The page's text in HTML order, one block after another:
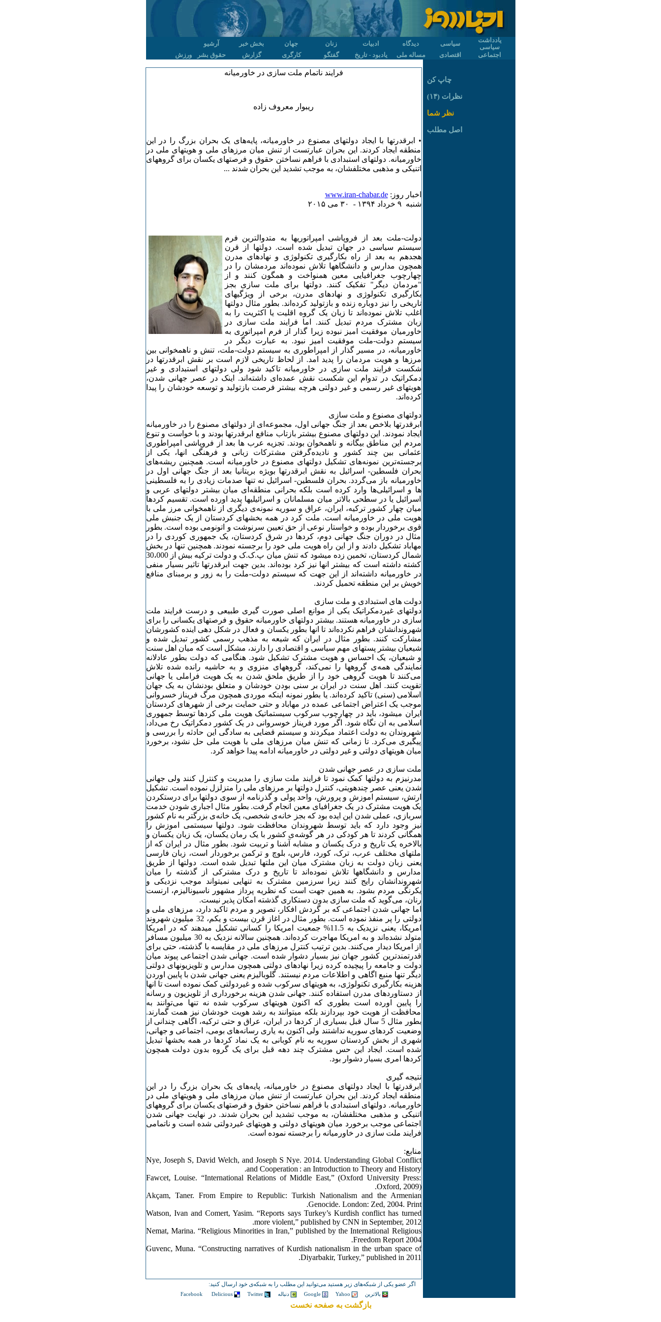
یادداشت
سیاسی
سیاسی دیدگاه ادبیات زنان جهان بخش خبر
آرشیو
اجتماعی
اقتصادی مساله ملی یادبود - تاریخ گفتگو کارگری گزارش حقوق بشر ورزش
فرایند ناتمام ملت سازی در خاورمیانه‌
ریبوار معروف زاده
• ابرقدرتها با ایجاد دولتهای مصنوع در خاورمیانه‌، پایه‌های یک بحران بزرگ را در این
منطقه‌ ایجاد کردند. این بحران عبارتست از تنش میان مرزهای ملی و هویتهای ملی در
خاورمیانه‌. دولتهای استبدادی با فراهم نساختن حقوق و فرصتهای یکسان برای گروههای
اتنیکی و مذهبی مختلفشان، به‌ موجب تشدید این بحران شدند ...
اخبار روز:www.iran-chabar.de
شنبه ۹ خرداد ۱٣۹۴ - ٣۰ می ۲۰۱۵
دولت-ملت بعد از فروپاشی امپراتوریها به‌ متدوالترین فرم
سیستم سیاسی در جهان تبدیل شده‌ است. دولتها از قرن
هجدهم به‌ بعد از راه‌ بکارگیری تکنولوژی و نهادهای مدرن
همچون مدارس و دانشگاهها تلاش نموده‌اند مردمشان را در
چهارچوب جغرافیایی معین همنواخت و همگون کنند و از
"مردمان دیگر" تفکیک کنند. دولتها برای ملت سازی بجز
بکارگیری تکنولوژی و نهادهای مدرن، برخی از ویژگیهای
تاریخی را نیز دوباره‌ زنده‌ و بازتولید کرده‌اند. بطور مثال دولتها
اغلب تلاش نموده‌اند تا زبان یک گروه‌ اقلیت یا اکثریت را به‌
زبان مشترک مردم تبدیل کنند. اما فرایند ملت سازی در
خاورمیان موفقیت امیز نبوده‌ زیرا گذار از فرم امپراتوری به‌
سیستم دولت-ملت موفقیت امیز نبود. به‌ عبارت دیگر در
خاورمیانه‌، در مسیر گذار از امپراطوری به‌ سیستم دولت-ملت، تنش و ناهمخوانی بین
مرزها و هویت مردمان را پدید امد. از لحاظ تاریخی لازم است بر نقش ابرقدرتها در
شکست فرایند ملت سازی در خاورمیانه‌ تاکید شود ولی دولتهای استبدادی و غیر
دمکراتیک در تدوام این شکست نقش عمده‌ای داشته‌اند. اینک در عصر جهانی شدن،
هویتهای غیر رسمی و غیر دولتی هرچه‌ بیشتر فرصت بازتولید و توسعه‌ خودشان را پیدا
کرده‌اند.
دولتهای مصنوع و ملت سازی
ابرقدرتها بلاخص بعد از جنگ جهانی اول، مجموعه‌ای از دولتهای مصنوع را در خاورمیانه‌
ایجاد نمودند. این دولتهای مصنوع بیشتر بازتاب منافع ابرقدرتها بودند و با خواست و تنوع
مردم این مناطق بیگانه‌ و ناهمخوان بودند. تجزیه‌ عرب ها بعد از فروپاشی امپراطوری
عثمانی بین چند کشور و نادیده‌گرفتن مشترکات زبانی و فرهنگی انها، یکی از
برجسته‌ترین نمونه‌های تشکیل دولتهای مصنوع در خاورمیانه‌ است. همچنین ریشه‌های
بحران فلسطین- اسرائیل به‌ نقش ابرقدرتها بویژه‌ بریتانیا بعد از جنگ جهانی اول در
خاورمیانه‌ باز می‌گردد. بحران فلسطین- اسرائیل نه‌ تنها صدمات زیادی را به‌ فلسطینی
ها و اسرائیلی‌ها وارد کرده‌ است بلکه‌ بحرانی منطقه‌ای میان بیشتر دولتهای عربی و
اسرائیل یا در سطحی بالاتر میان مسلمانان و اسرائیلیها پدید اورده‌ است. تقسیم کردها
میان چهار کشور ترکیه‌، ایران، عراق و سوریه‌ نمونه‌ی دیگری از ناهمخوانی مرز ملی با
هویت ملی در خاورمیانه‌ است. ملت کرد در همه‌ بخشهای کردستان از یک جنبش ملی
قوی برخوردار بوده‌ و خواستار نوعی از حق تعیین سرنوشت و اتونومی بوده‌ است. بطور
مثال در دوران جنگ جهانی دوم، کردها در شرق کردستان، یک جمهوری کوردی را در
مهاباد تشکیل دادند و از این راه‌ هویت ملی خود را برجسته‌ نمودند. همچنین تنها در بخش
شمال کردستان، تخمین زده‌ میشود که‌ تنش میان پ.ک.ک و دولت ترکیه‌ بیش از 30،000
کشته‌ داشته‌ است که‌ بیشتر انها نیز کرد بوده‌اند. بدین جهت ابرقدرتها تاثیر بسیار منفی
در خاورمیانه‌ داشته‌اند از این جهت که‌ سیستم دولت-ملت را به‌ زور و برمبنای منافع
خویش بر این منطقه‌ تحمیل کردند.
دولت های استبدادی و ملت سازی
دولتهای غیردمکراتیک یکی از موانع اصلی صورت گیری طبیعی و درست فرایند ملت
سازی در خاورمیانه‌ هستند. بیشتر دولتهای خاورمیانه‌ حقوق و فرصتهای یکسانی را برای
شهروندانشان فراهم نکرده‌اند تا انها بطور یکسان و فعال در شکل دهی اینده‌ کشورشان
مشارکت کنند. بطور مثال در ایران که‌ شیعه‌ به‌ مذهب رسمی کشور تبدیل شده‌ و
شیعیان بیشتر پستهای مهم سیاسی و اقتصادی را دارند، مشکل است که‌ میان اهل سنت
و شیعیان، یک احساس و هویت مشترک تشکیل شود. هنگامی که‌ دولت بطور عادلانه‌
نمایندگی همه‌ی گروهها را نمی‌کند، گروههای منزوی و به‌ حاشیه‌ رانده‌ شده‌ تلاش
می‌کنند تا هویت گروهی خود را از طریق ملحق شدن به‌ یک هویت فراملی یا جهانی
تقویت کنند. اهل سنت در ایران بر سنی بودن خودشان و متعلق بودنشان به‌ یک جهان
اسلامی (سنی) تاکید کرده‌اند. یا بطور نمونه‌ اینکه‌ موردی همچون مرگ فریناز خسروانی
موجب یک اعتراض اجتماعی عمده‌ در مهاباد و حتی حمایت برخی از شهرهای کردستان
ایران میشود، باید در چهارچوب سرکوب سیستماتیک هویت ملی کردها توسط جمهوری
اسلامی به‌ ان نگاه‌ شود. اگر مورد فریناز خوسروانی در یک کشور دمکراتیک رخ می‌داد،
شهروندان به‌ دولت اعتماد میکردند و سیستم قضایی به‌ سادگی این حادثه‌ را بررسی و
پیگیری می‌کرد. تا زمانی که‌ تنش میان مرزهای ملی با هویت ملی حل نشود، برخورد
میان هویتهای دولتی و غیر دولتی در خاورمیانه‌ ادامه‌ پیدا خواهد کرد.
ملت سازی در عصر جهانی شدن
مدرنیزم به‌ دولتها کمک نمود تا فرایند ملت سازی را مدیریت و کنترل کنند ولی جهانی
شدن یعنی عصر چندهویتی، کنترل دولتها بر مرزهای ملی را متزلزل نموده‌ است. تشکیل
ارتش، سیستم اموزش و پرورش، واحد پولی و گذرنامه‌ از سوی دولتها برای درستکردن
یک هویت مشترک در یک جغرافیای معین انجام گرفت. بطور مثال اجباری شودن خدمت
سربازی، عملی شدن این ایده‌ بود که‌ بجز خانه‌ی شخصی، یک خانه‌ی بزرگتر به‌ نام کشور
نیز وجود دارد که‌ باید توسط شهروندان محافظت شود. دولتها سیستمی اموزش را
همگانی کردند تا هر کودکی در هر گوشه‌ی کشور با یک رمان یکسان‌، یک زبان یکسان و
بالاخره‌ یک تاریخ و درک یکسان و مشابه‌ آشنا و تربیت شود. بطور مثال در ایران که‌ از
ملتهای مختلف عرب، ترک، کورد، فارس، بلوچ و ترکمن برخوردار است، زبان فارسی
یعنی زبان دولت به‌ زبان مشترک میان این ملتها تبدیل شده‌ است. دولتها از طریق
مدارس و دانشگاهها تلاش نموده‌اند تا تاریخ و درک مشترکی از گذشته‌ را میان
شهروندانشان رایج کنند زیرا سرزمین مشترک به‌ تنهایی نمیتواند موجب نزدیکی و
یکرنگی مردم بشود. به‌ همین جهت است که‌ نظریه‌ پرداز مشهور ناسیونالیزم، ارنست
رنان، می‌گوید که‌ ملت سازی بدون دستکاری گذشته‌ امکان پذیر نیست.
اما جهانی شدن اجتماعی که‌ بر گردش افکار، تصویر و مردم تاکید دارد، مرزهای ملی و
دولتی را پر منفذ نموده‌ است. بطور مثال در اغاز قرن بیست و یکم، 32 میلیون شهروند
امریکا، یعنی نزیدیک به‌ 11.5% جمعیت امریکا را کسانی تشکیل میدهند که‌ در امریکا
متولد نشده‌اند و به‌ امریکا مهاجرت کرده‌اند. همچنین سالانه‌ نزدیک به‌ 30 میلیون مسافر
از امریکا دیدار می‌کنند. بدین ترتیب کنترل مرزهای ملی در مقایسه‌ با گذشته،‌ حتی برای
قدرتمندترین کشور جهان نیز بسیار دشوار شده‌ است. جهانی شدن اجتماعی پیوند میان
دولت و جامعه‌ را پیچیده‌ کرده‌ زیرا نهادهای دولتی همچون مدارس و تلویزیونهای دولتی
دیگر تنها منبع اگاهی و اطلاعات مردم نیستند. گلوبالیزم یعنی جهانی شدن با پایین اوردن
هزینه‌ بکارگیری تکنولوژی، به‌ هویتهای سرکوب شده‌ و غیردولتی کمک نموده‌ است تا انها
از دستاوردهای مدرن استفاده‌ کنند. جهانی شدن هزینه‌ برخورداری از تلویزیون و رسانه‌
را پایین اورده‌ است بطوری که‌ اکنون هویتهای سرکوب شده‌ نه‌ تنها می‌توانند به‌
محافظت از هویت خود بپردازند بلکه‌ میتوانند به‌ رشد هویت خودشان نیز همت گمارند.
بطور مثال 5 سال قبل بسیاری از کردها در ایران، عراق و حتی ترکیه‌، اگاهی چندانی از
وضعیت کردهای سوریه‌ نداشتند ولی اکنون به‌ یاری رسانه‌های بومی، اجتماعی و جهانی،
شهری از بخش کردستان سوریه به‌ نام کوبانی‌ به‌ یک نماد کردها در همه‌ بخشها تبدیل
شده‌ است. ایجاد این حس مشترک چند دهه‌ قبل برای یک گروه‌ بدون دولت همچون
کردها امری بسیار دشوار بود.
نتیجه‌ گیری
ابرقدرتها با ایجاد دولتهای مصنوع در خاورمیانه‌، پایه‌های یک بحران بزرگ را در این
منطقه‌ ایجاد کردند. این بحران عبارتست از تنش میان مرزهای ملی و هویتهای ملی در
خاورمیانه‌. دولتهای استبدادی با فراهم نساختن حقوق و فرصتهای یکسان برای گروههای
اتنیکی و مذهبی مختلفشان، به‌ موجب تشدید این بحران شدند. در نهایت جهانی شدن
اجتماعی موجب برخورد میان هویتهای دولتی و هویتهای غیردولتی شده‌ است و ناتمامی
فرایند ملت سازی در خاورمیانه‌ را برجسته‌ نموده‌ است.
منابع:
Nye, Joseph S, David Welch, and Joseph S Nye. 2014. Understanding Global Conflict
and Cooperation : an Introduction to Theory and History.
Fawcet, Louise. “International Relations of Middle East,” (Oxford University Press:
Oxford, 2009).
Akçam, Taner. From Empire to Republic: Turkish Nationalism and the Armenian
Genocide. London: Zed, 2004. Print.
Watson, Ivan and Comert, Yasim. “Reports says Turkey’s Kurdish conflict has turned
more violent,” published by CNN in September, 2012.
Nemat, Marina. “Religious Minorities in Iran,” published by the International Religious
Freedom Report 2004.
Guvenc, Muna. “Constructing narratives of Kurdish nationalism in the urban space of
Diyarbakir, Turkey,” published in 2011.
اگر عضو یکی از شبکه‌های زیر هستید می‌توانید این مطلب را به شبکه‌ی خود ارسال کنید:
Facebook Delicious Twitter Google Yahoo
چاپ کن
نظرات (۱۴)
نظر شما
اصل مطلب
بازگشت به صفحه نخست